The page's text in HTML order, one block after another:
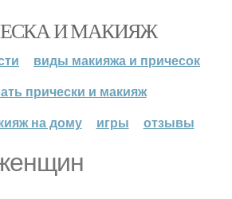
И МАКИЯЖ
виды макияжа и причесок
прически и макияж
на дому
игры отзывы